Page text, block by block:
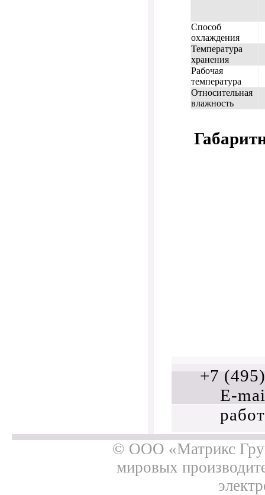
Способ
охлаждения
Температура
хранения
Рабочая
температура
Относительная
влажность
+7
E-
© ООО «Матрикс
мировых